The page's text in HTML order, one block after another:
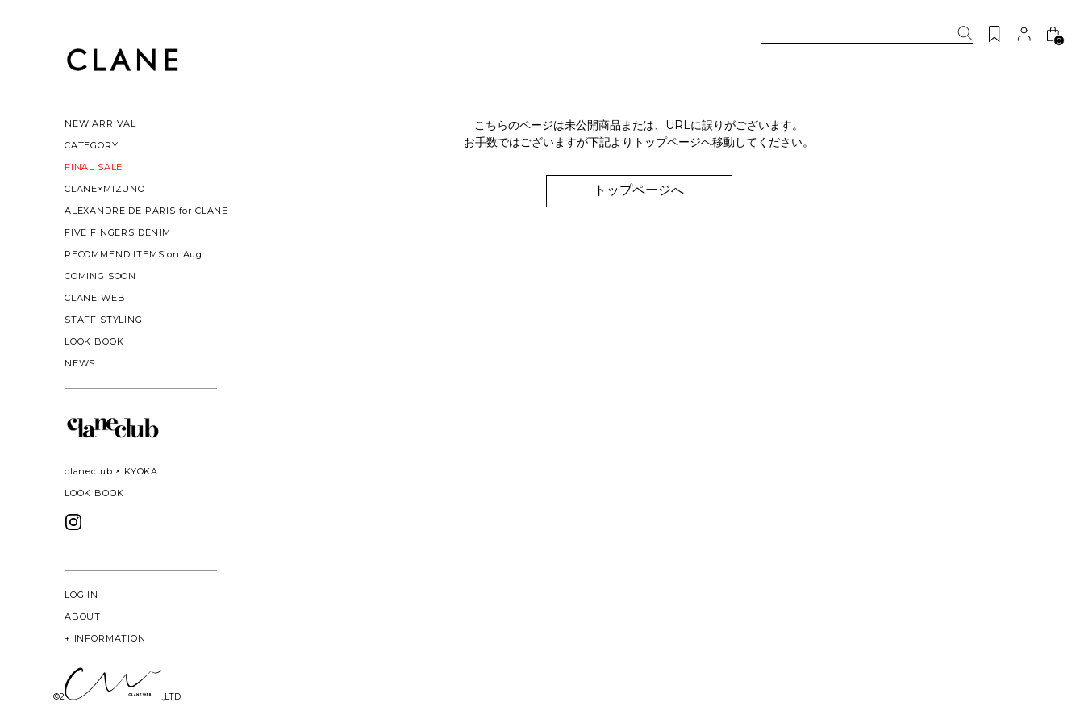
NEW ARRIVAL
CATEGORY
FINAL SALE
CLANE×MIZUNO
ALEXANDRE DE PARIS for CLANE
FIVE FINGERS DENIM
RECOMMEND ITEMS on Aug
COMING SOON
CLANE WEB
STAFF STYLING
LOOK BOOK
NEWS
claneclub × KYOKA
LOOK BOOK
LOG IN
ABOUT
+ INFORMATION
0
こちらのページは未公開商品または、URLに誤りがございます。
お手数ではございますが下記よりトップページへ移動してください。
トップページへ
©2026 CLANE DESIGN CO.,LTD